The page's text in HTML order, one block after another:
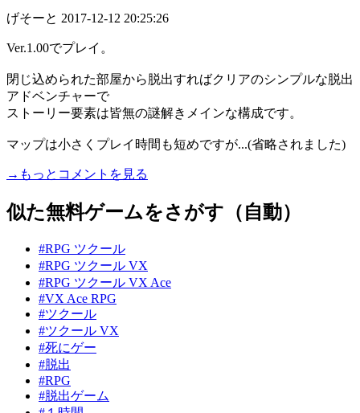
げそーと 2017-12-12 20:25:26
Ver.1.00でプレイ。
閉じ込められた部屋から脱出すればクリアのシンプルな脱出
アドベンチャーで
ストーリー要素は皆無の謎解きメインな構成です。
マップは小さくプレイ時間も短めですが...(省略されました)
→もっとコメントを見る
似た無料ゲームをさがす（自動）
#RPG ツクール
#RPG ツクール VX
#RPG ツクール VX Ace
#VX Ace RPG
#ツクール
#ツクール VX
#死にゲー
#脱出
#RPG
#脱出ゲーム